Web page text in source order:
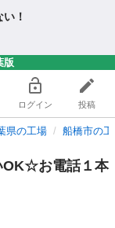
！
版
ログイン 投稿
県の工場 船橋市の
OK☆お電話１本